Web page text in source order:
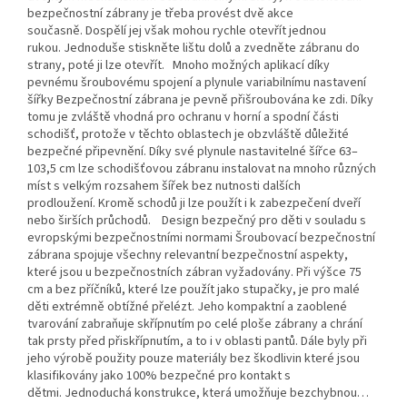
bezpečnostní zábrany je třeba provést dvě akce
současně. Dospělí jej však mohou rychle otevřít jednou
rukou. Jednoduše stiskněte lištu dolů a zvedněte zábranu do
strany, poté ji lze otevřít. Mnoho možných aplikací díky
pevnému šroubovému spojení a plynule variabilnímu nastavení
šířky Bezpečnostní zábrana je pevně přišroubována ke zdi. Díky
tomu je zvláště vhodná pro ochranu v horní a spodní části
schodišť, protože v těchto oblastech je obzvláště důležité
bezpečné připevnění. Díky své plynule nastavitelné šířce 63–
103,5 cm lze schodišťovou zábranu instalovat na mnoho různých
míst s velkým rozsahem šířek bez nutnosti dalších
prodloužení. Kromě schodů ji lze použít i k zabezpečení dveří
nebo širších průchodů. Design bezpečný pro děti v souladu s
evropskými bezpečnostními normami Šroubovací bezpečnostní
zábrana spojuje všechny relevantní bezpečnostní aspekty,
které jsou u bezpečnostních zábran vyžadovány. Při výšce 75
cm a bez příčníků, které lze použít jako stupačky, je pro malé
děti extrémně obtížné přelézt. Jeho kompaktní a zaoblené
tvarování zabraňuje skřípnutím po celé ploše zábrany a chrání
tak prsty před přiskřípnutím, a to i v oblasti pantů. Dále byly při
jeho výrobě použity pouze materiály bez škodlivin které jsou
klasifikovány jako 100% bezpečné pro kontakt s
dětmi. Jednoduchá konstrukce, která umožňuje bezchybnou…